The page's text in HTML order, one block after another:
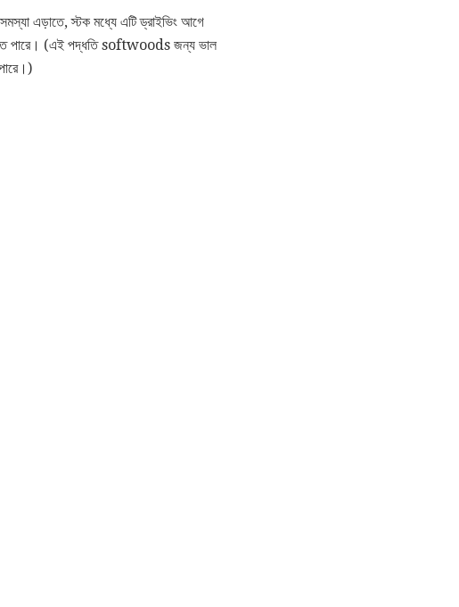
এড়াতে, স্টক মধ্যে এটি ড্রাইভিং আগে
পারে। (এই পদ্ধতি softwoods জন্য ভাল